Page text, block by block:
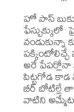
హో పాస్
ఫేస్బుక్కులో
వండుకున్నా
పక్కింటోలిచ్చే
అరే పేపర్లోనా
పిట్టగోడ కాడ
బీర్ బోటిల్లే
వాటిని